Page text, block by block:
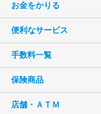
お金をかりる
便利なサービス
手数料一覧
保険商品
店舗・ＡＴＭ